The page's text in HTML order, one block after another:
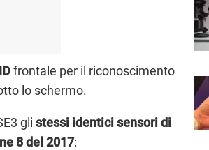
frontale per il riconoscimento
lo schermo.
gli stessi identici sensori di
8 del 2017: